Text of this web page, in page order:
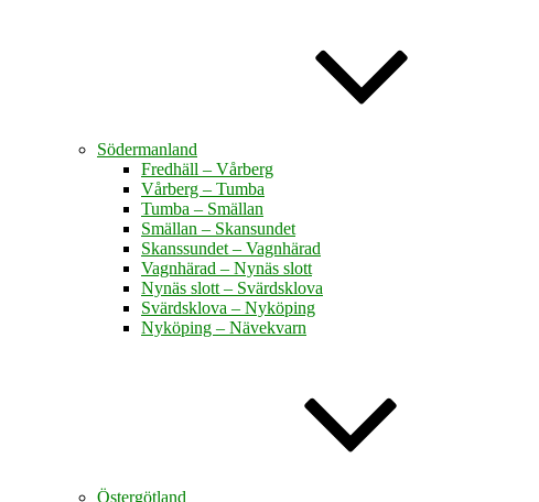
Södermanland
Fredhäll – Vårberg
Vårberg – Tumba
Tumba – Smällan
Smällan – Skansundet
Skanssundet – Vagnhärad
Vagnhärad – Nynäs slott
Nynäs slott – Svärdsklova
Svärdsklova – Nyköping
Nyköping – Nävekvarn
Östergötland